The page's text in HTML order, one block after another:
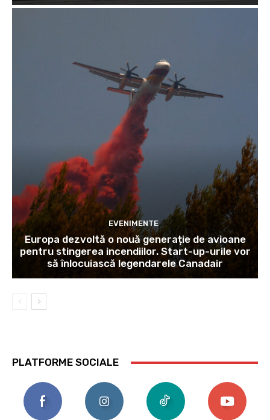
EVENIMENTE
Europa dezvoltă o nouă generație de avioane
pentru stingerea incendiilor. Start-up-urile vor
să înlocuiască legendarele Canadair
PLATFORME SOCIALE